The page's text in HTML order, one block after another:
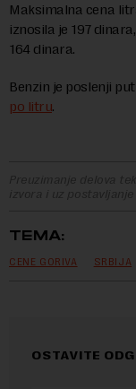
Maksimalna cena
iznosila je 197
164 dinara.
Benzin je poslenji
po litru.
Preuzimanje delova
izvora i uz
TEMA:
CENE GORIVA SRBIJA
OSTAVITE